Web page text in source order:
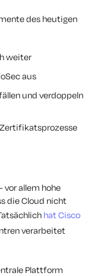
des heutigen
weiter
aus
und verdoppeln
vor allem hohe
die Cloud nicht
hat Cisco
verarbeitet
Plattform